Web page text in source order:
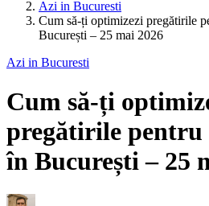
Azi in Bucuresti
Cum să-ți optimizezi pregătirile
București – 25 mai 2026
Azi in Bucuresti
Cum să-ți
pregătirile pentru
în București – 25